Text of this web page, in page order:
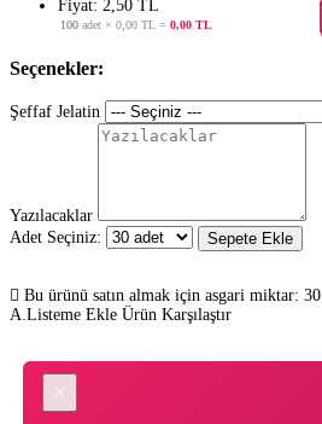
Fiyat: 2,50 TL
100 adet × 0,00 TL = 0,00 TL
Seçenekler:
Şeffaf Jelatin
Yazılacaklar
Adet Seçiniz:
Sepete Ekle
Bu ürünü satın almak için asgari miktar: 30
A.Listeme Ekle Ürün Karşılaştır